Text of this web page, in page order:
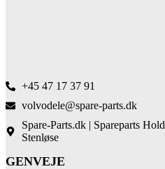
+45 47 17 37 91
volvodele@spare-parts.dk
Spare-Parts.dk | Spareparts
Stenløse
GENVEJE